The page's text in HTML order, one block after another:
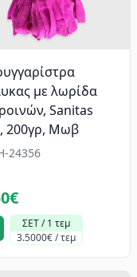
με λωρίδα
Sanitas
200γρ, Μωβ
24356
ΣΕΤ / 1 τεμ
3.5000€ / τεμ